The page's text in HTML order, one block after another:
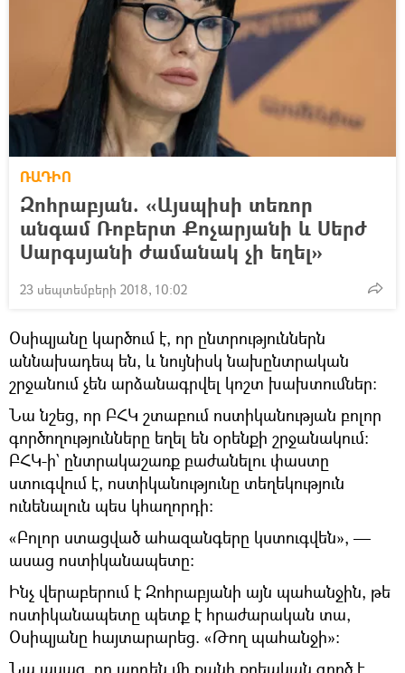
ՌԱԴԻՈ
Զոհրաբյան. «Այսպիսի տեռոր
անգամ Ռոբերտ Քոչարյանի և Սերժ
Սարգսյանի ժամանակ չի եղել»
23 սեպտեմբերի 2018, 10:02
Օսիպյանը կարծում է, որ ընտրություններն
աննախադեպ են, և նույնիսկ նախընտրական
շրջանում չեն արձանագրվել կոշտ խախտումներ։
Նա նշեց, որ ԲՀԿ շտաբում ոստիկանության բոլոր
գործողությունները եղել են օրենքի շրջանակում։
ԲՀԿ-ի` ընտրակաշառք բաժանելու փաստը
ստուգվում է, ոստիկանությունը տեղեկություն
ունենալուն պես կհաղորդի։
«Բոլոր ստացված ահազանգերը կստուգվեն», —
ասաց ոստիկանապետը։
Ինչ վերաբերում է Զոհրաբյանի այն պահանջին, թե
ոստիկանապետը պետք է հրաժարական տա,
Օսիպյանը հայտարարեց. «Թող պահանջի»։
Նա ասաց, որ արդեն մի քանի քրեական գործ է